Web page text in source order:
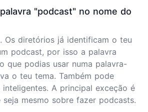
"podcast" no nome do
Os diretórios já identificam o teu
podcast, por isso a palavra
que podias usar numa palavra-
o teu tema. Também pode
A principal exceção é
seja mesmo sobre fazer podcasts.